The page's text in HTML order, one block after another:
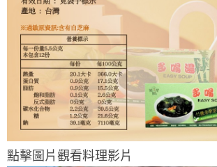
點擊圖片觀看料理影片